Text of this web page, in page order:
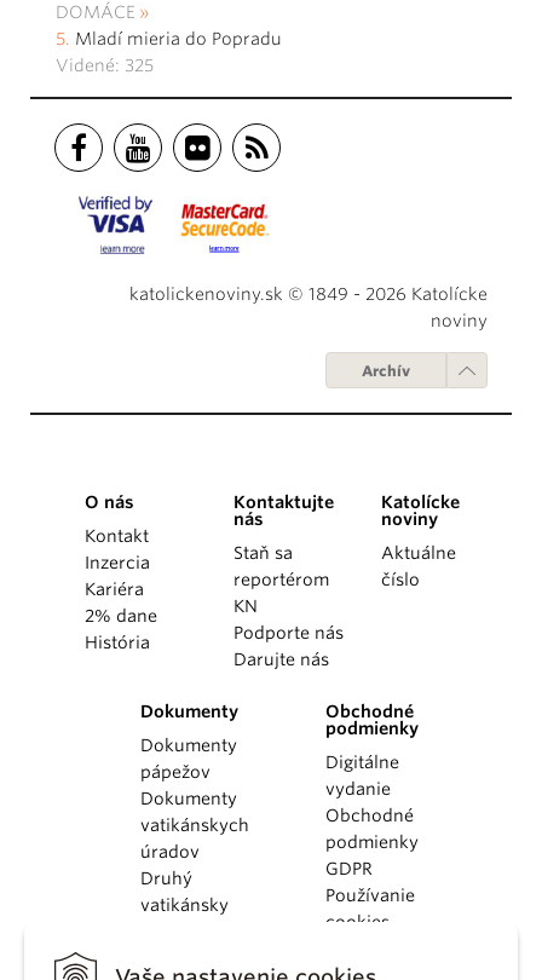
DOMÁCE
Mladí mieria do Popradu
Videné: 325
katolickenoviny.sk © 1849 - 2026 Katolícke
noviny
Archív
O nás
Kontakt
Inzercia
Kariéra
2% dane
História
Kontaktujte
nás
Staň sa
reportérom
KN
Podporte nás
Darujte nás
Katolícke
noviny
Aktuálne
číslo
Dokumenty
Dokumenty
pápežov
Dokumenty
vatikánskych
úradov
Druhý
vatikánsky
Obchodné
podmienky
Digitálne
vydanie
Obchodné
podmienky
GDPR
Používanie
cookies